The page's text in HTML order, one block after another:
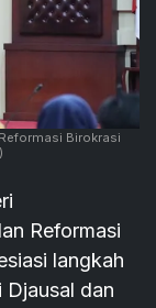
Birokrasi
Reformasi
langkah
Djausal dan